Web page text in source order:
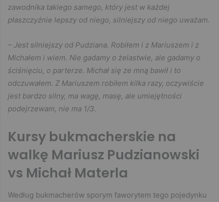
zawodnika takiego samego, który jest w każdej
płaszczyźnie lepszy od niego, silniejszy od niego uważam.
– Jest silniejszy od Pudziana. Robiłem i z Mariuszem i z
Michałem i wiem. Nie gadamy o żelastwie, ale gadamy o
ściśnięciu, o parterze. Michał się ze mną bawił i to
odczuwałem. Z Mariuszem robiłem kilka razy, oczywiście
jest bardzo silny, ma wagę, masę, ale umiejętności
podejrzewam, nie ma 1/3.
Kursy bukmacherskie na
walkę Mariusz Pudzianowski
vs Michał Materla
Według bukmacherów sporym faworytem tego pojedynku